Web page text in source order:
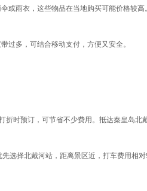
或雨衣，这些物品在当地购买可能价格较
过多，可结合移动支付，方便又安全。
折时预订，可节省不少费用。抵达秦皇岛
选择北戴河站，距离景区近，打车费用相